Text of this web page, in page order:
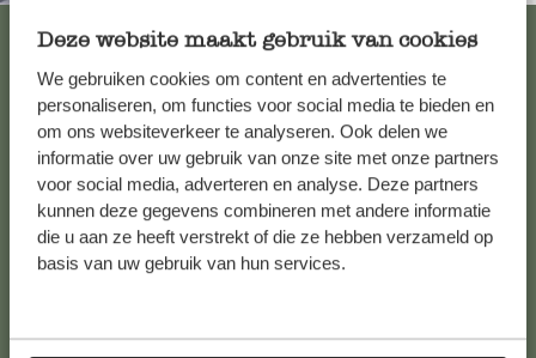
Deze website maakt gebruik van cookies
We gebruiken cookies om content en advertenties te
personaliseren, om functies voor social media te bieden en
om ons websiteverkeer te analyseren. Ook delen we
informatie over uw gebruik van onze site met onze partners
voor social media, adverteren en analyse. Deze partners
kunnen deze gegevens combineren met andere informatie
die u aan ze heeft verstrekt of die ze hebben verzameld op
basis van uw gebruik van hun services.
Alle 62 Geschäfte anzeigen
Kundenservice/Hilfe
Falls Sie Fragen haben oder Tipps und Hilfe brauchen, wenden
Sie sich bitte an unseren Kundenservice. Oder lesen Sie hier
die Antworten aufhäufig gestellte Fragen